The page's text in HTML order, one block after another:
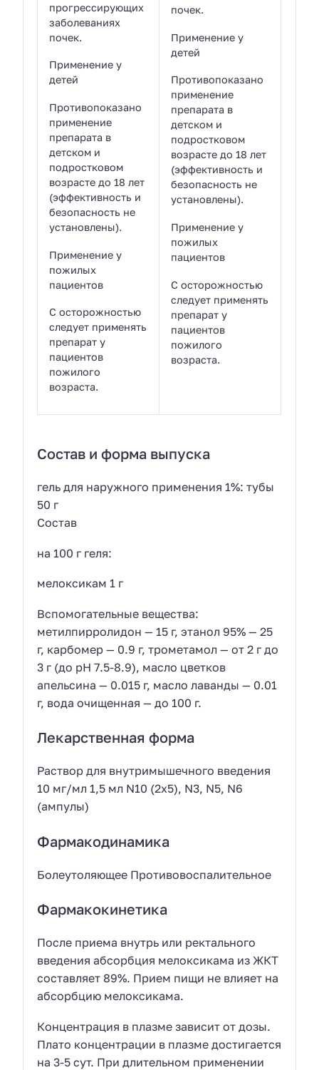
прогрессирующих
заболеваниях
почек.
Применение у
детей
Противопоказано
применение
препарата в
детском и
подростковом
возрасте до 18 лет
(эффективность и
безопасность не
установлены).
Применение у
пожилых
пациентов
С осторожностью
следует применять
препарат у
пациентов
пожилого
возраста.
почек.
Применение у
детей
Противопоказано
применение
препарата в
детском и
подростковом
возрасте до 18 лет
(эффективность и
безопасность не
установлены).
Применение у
пожилых
пациентов
С осторожностью
следует применять
препарат у
пациентов
пожилого
возраста.
Состав и форма выпуска
гель для наружного применения 1%: тубы
50 г
Состав
на 100 г геля:
мелоксикам 1 г
Вспомогательные вещества:
метилпирролидон — 15 г, этанол 95% — 25
г, карбомер — 0.9 г, трометамол — от 2 г до
3 г (до pH 7.5-8.9), масло цветков
апельсина — 0.015 г, масло лаванды — 0.01
г, вода очищенная — до 100 г.
Лекарственная форма
Раствор для внутримышечного введения
10 мг/мл 1,5 мл N10 (2х5), N3, N5, N6
(ампулы)
Фармакодинамика
Болеутоляющее Противовоспалительное
Фармакокинетика
После приема внутрь или ректального
введения абсорбция мелоксикама из ЖКТ
составляет 89%. Прием пищи не влияет на
абсорбцию мелоксикама.
Концентрация в плазме зависит от дозы.
Плато концентрации в плазме достигается
на 3-5 сут. При длительном применении